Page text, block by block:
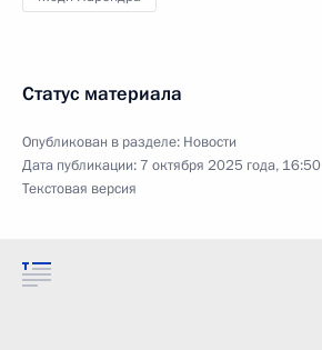
Статус материала
Опубликован в разделе: Новости
Дата публикации: 7 октября 2025 года, 16:50
Текстовая версия